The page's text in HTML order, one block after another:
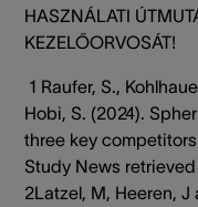
HASZNÁLATI
KEZELŐORVOSÁT!
1 Raufer, S.,
Hobi, S. (2024).
three key
Study News
2Latzel, M, Heeren,